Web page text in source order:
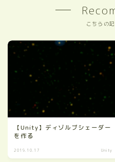
こちらの
【Unity】ディゾルブシェーダー
を作る
2019.10.17 Unity